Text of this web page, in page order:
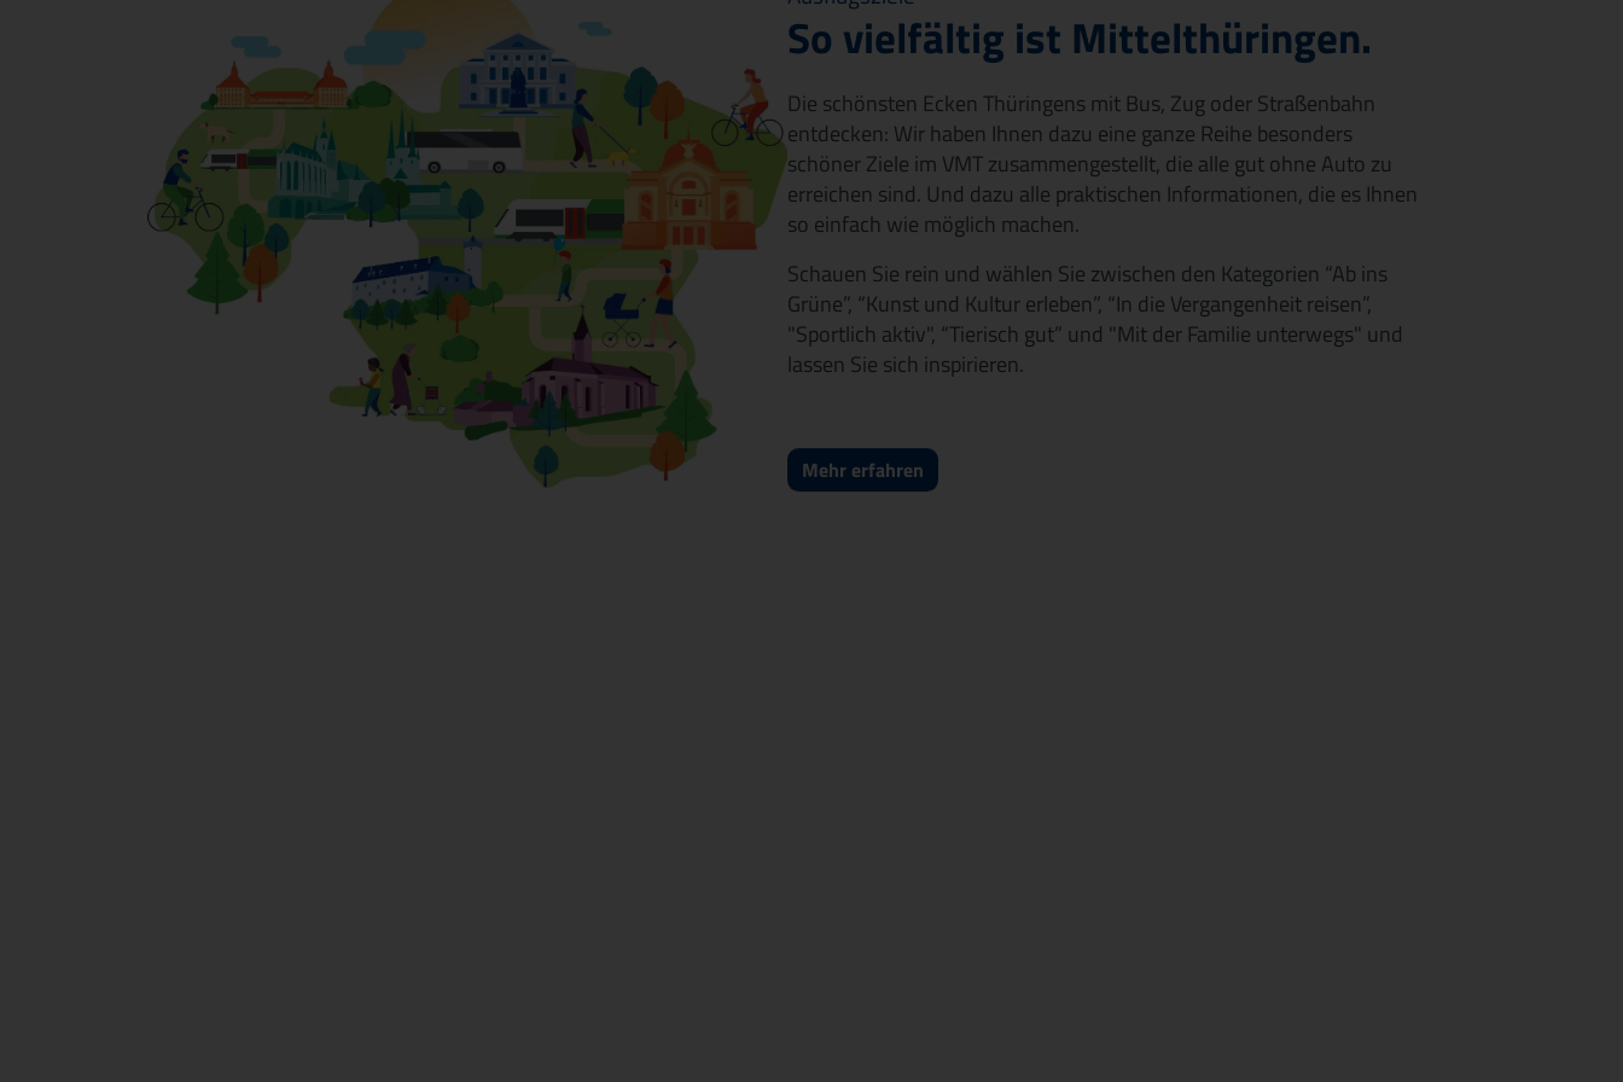
n
e
e
i
n
e
n
n
e
u
e
n
b
)
So vielfältig ist Mittelthüringen.
Die schönsten Ecken Thüringens mit Bus, Zug oder Straßenbahn
entdecken: Wir haben Ihnen dazu eine ganze Reihe besonders
schöner Ziele im VMT zusammengestellt, die alle gut ohne Auto zu
erreichen sind. Und dazu alle praktischen Informationen, die es Ihnen
so einfach wie möglich machen.
Schauen Sie rein und wählen Sie zwischen den Kategorien “Ab ins
Grüne”, “Kunst und Kultur erleben”, “In die Vergangenheit reisen”,
"Sportlich aktiv", “Tierisch gut” und "Mit der Familie unterwegs" und
lassen Sie sich inspirieren.
Mehr erfahren
öffnet